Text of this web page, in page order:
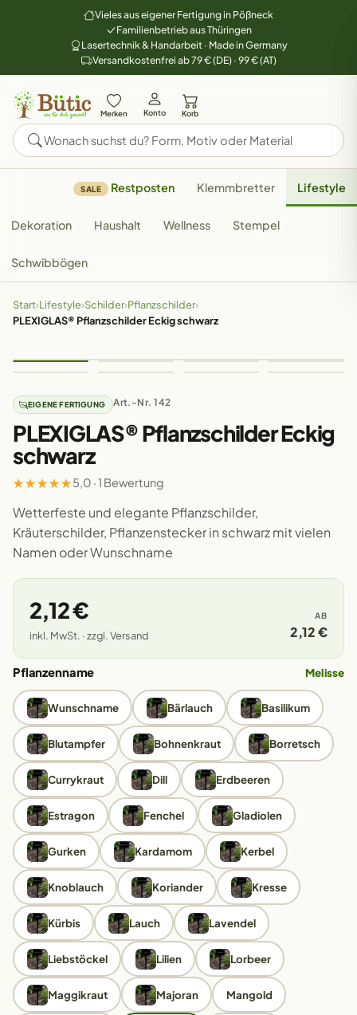
Vieles aus eigener Fertigung in Pößneck
Familienbetrieb aus Thüringen
Lasertechnik & Handarbeit · Made in Germany
Versandkostenfrei ab 79 € (DE) · 99 € (AT)
Merken Konto Korb
SALE Restposten Klemmbretter Lifestyle
Dekoration Haushalt Wellness Stempel
Schwibbögen
Start›Lifestyle›Schilder›Pflanzschilder›
PLEXIGLAS® Pflanzschilder Eckig schwarz
EIGENE FERTIGUNG Art.-Nr. 142
PLEXIGLAS® Pflanzschilder Eckig
schwarz
★★★★★5,0 · 1 Bewertung
Wetterfeste und elegante Pflanzschilder,
Kräuterschilder, Pflanzenstecker in schwarz mit vielen
Namen oder Wunschname
2,12 €
inkl. MwSt. · zzgl. Versand
AB
2,12 €
Pflanzenname Melisse
Wunschname Bärlauch Basilikum
Blutampfer Bohnenkraut Borretsch
Currykraut Dill Erdbeeren
Estragon Fenchel Gladiolen
Gurken Kardamom Kerbel
Knoblauch Koriander Kresse
Kürbis Lauch Lavendel
Liebstöckel Lilien Lorbeer
Maggikraut Majoran Mangold